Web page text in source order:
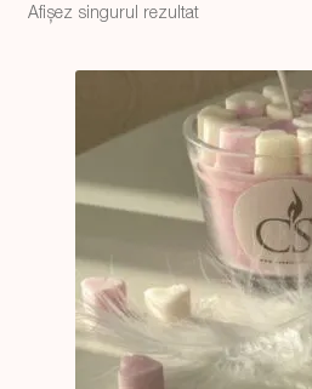
Cosul Meu
Afișez singurul rezultat